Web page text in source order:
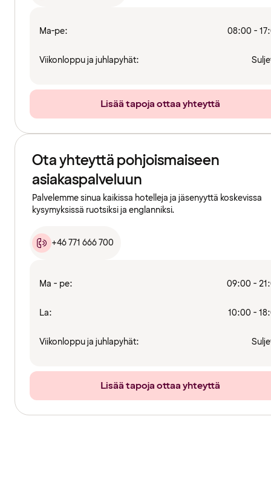
Ma-pe: 08:00 -
Viikonloppu ja juhlapyhät:
Lisää tapoja ottaa yhteyttä
Ota yhteyttä pohjoismaiseen
asiakaspalveluun
Palvelemme sinua kaikissa hotelleja ja jäsenyyttä koskevissa
kysymyksissä ruotsiksi ja englanniksi.
+46 771 666 700
Ma - pe: 09:00 -
La: 10:00 -
Viikonloppu ja juhlapyhät:
Lisää tapoja ottaa yhteyttä